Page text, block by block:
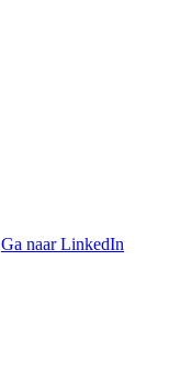
Ga naar LinkedIn